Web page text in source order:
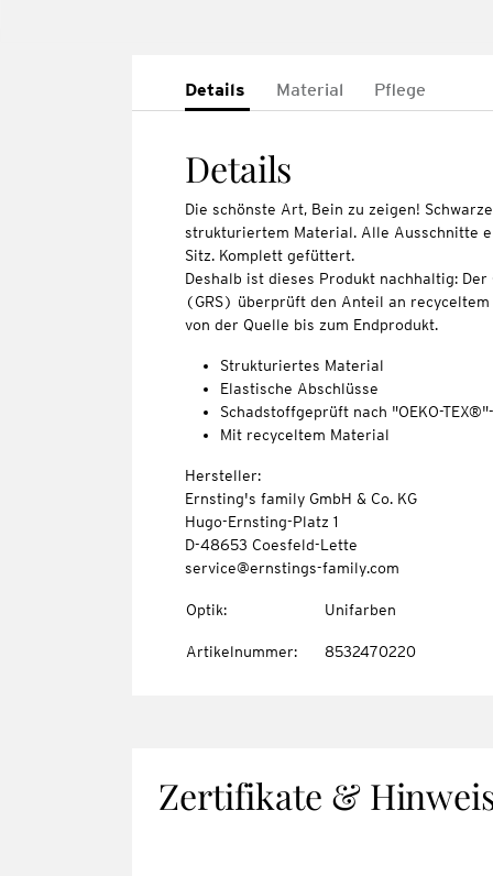
Details Material Pflege
Details
Die schönste Art, Bein zu zeigen!
strukturiertem Material. Alle Ausschnitte
Sitz. Komplett gefüttert.
Deshalb ist dieses Produkt nachhaltig: Der
(GRS) überprüft den Anteil an
von der Quelle bis zum Endprodukt.
Strukturiertes Material
Elastische Abschlüsse
Schadstoffgeprüft nach "OEKO-
Mit recyceltem Material
Hersteller:
Ernsting's family GmbH & Co. KG
Hugo-Ernsting-Platz 1
D-48653 Coesfeld-Lette
service@ernstings-family.com
Optik: Unifarben
Artikelnummer: 8532470220
Zertifikate &